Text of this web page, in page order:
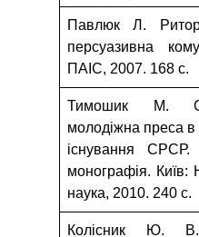
Павлюк Л.
персуазивна
ПАІС, 2007. 168 с.
Тимошик М. С.
молодіжна преса в
існування
монографія. Київ:
наука, 2010. 240 с.
Колісник Ю.